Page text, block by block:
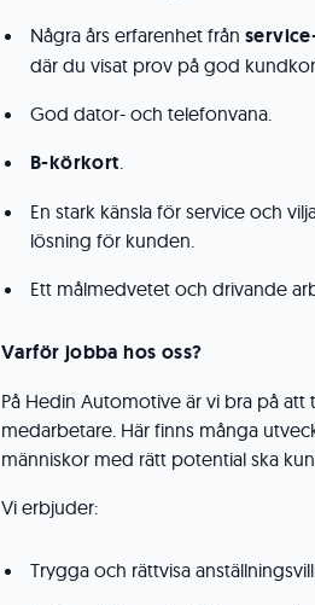
Några års erfarenhet från
där du visat prov på god
God dator- och telefonvana.
B-körkort.
En stark känsla för service och
lösning för kunden.
Ett målmedvetet och drivande
Varför jobba hos oss?
På Hedin Automotive är vi bra på
medarbetare. Här finns många
människor med rätt potential ska
Vi erbjuder:
Trygga och rättvisa